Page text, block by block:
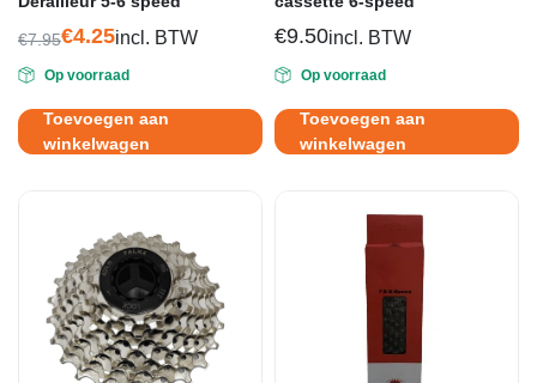
€7.95
prijs
was:
€7.95.
€4.25
prijs
is:
€4.25.
incl. BTW
Op voorraad
Toevoegen aan
winkelwagen
€9.50incl. BTW
Op voorraad
Toevoegen aan
winkelwagen